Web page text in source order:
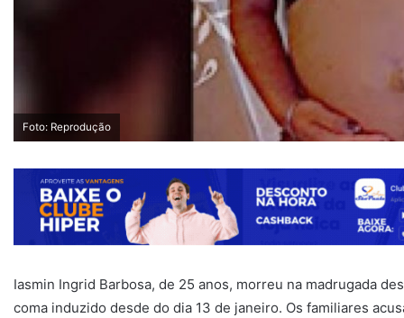
Foto: Reprodução
Iasmin Ingrid Barbosa, de 25 anos, morreu na madrugada
coma induzido desde do dia 13 de janeiro. Os familiares